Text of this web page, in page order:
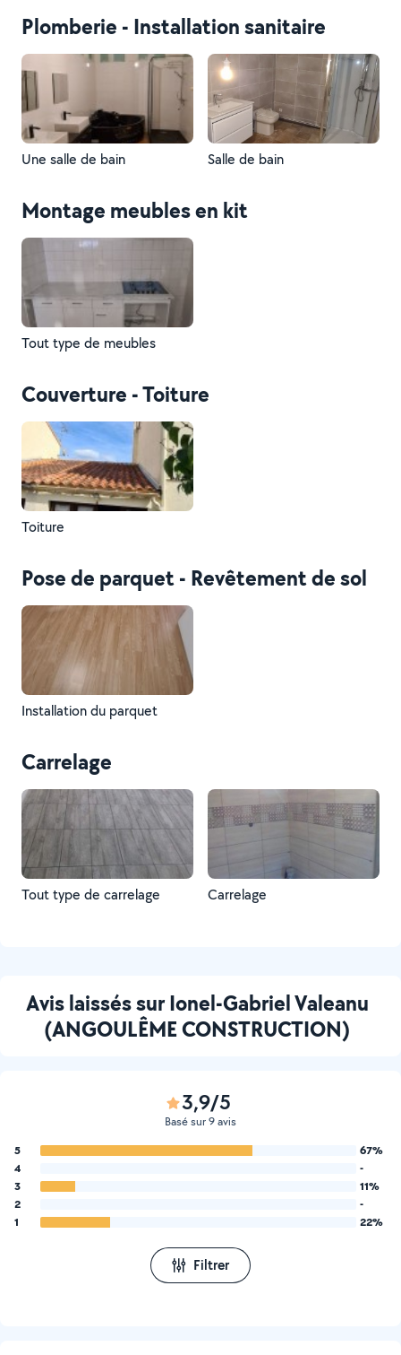
Plomberie - Installation sanitaire
Une salle de bain Salle de bain
Montage meubles en kit
Tout type de meubles
Couverture - Toiture
Toiture
Pose de parquet - Revêtement de sol
Installation du parquet
Carrelage
Tout type de carrelage Carrelage
Avis laissés sur Ionel-Gabriel Valeanu
(ANGOULÊME CONSTRUCTION)
3,9/5
Basé sur 9 avis
5
67%
4
-
3
11%
2
-
1
22%
Filtrer